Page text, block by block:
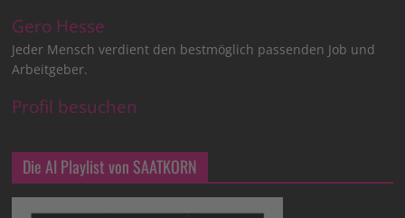
Gero Hesse
Jeder Mensch verdient den bestmöglich passenden Job und
Arbeitgeber.
Profil besuchen
Die AI Playlist von SAATKORN